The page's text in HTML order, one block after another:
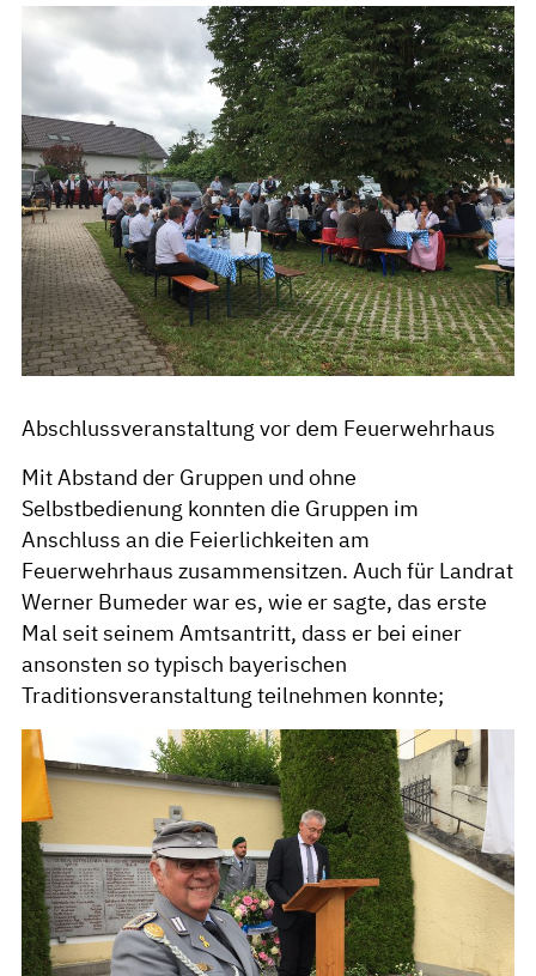
Abschlussveranstaltung vor dem Feuerwehrhaus
Mit Abstand der Gruppen und ohne
Selbstbedienung konnten die Gruppen im
Anschluss an die Feierlichkeiten am
Feuerwehrhaus zusammensitzen. Auch für Landrat
Werner Bumeder war es, wie er sagte, das erste
Mal seit seinem Amtsantritt, dass er bei einer
ansonsten so typisch bayerischen
Traditionsveranstaltung teilnehmen konnte;